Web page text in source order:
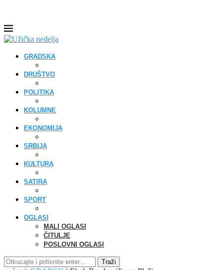
GRADSKA
DRUŠTVO
POLITIKA
KOLUMNE
EKONOMIJA
SRBIJA
KULTURA
SATIRA
SPORT
OGLASI
MALI OGLASI
ČITULJE
POSLOVNI OGLASI
Traži